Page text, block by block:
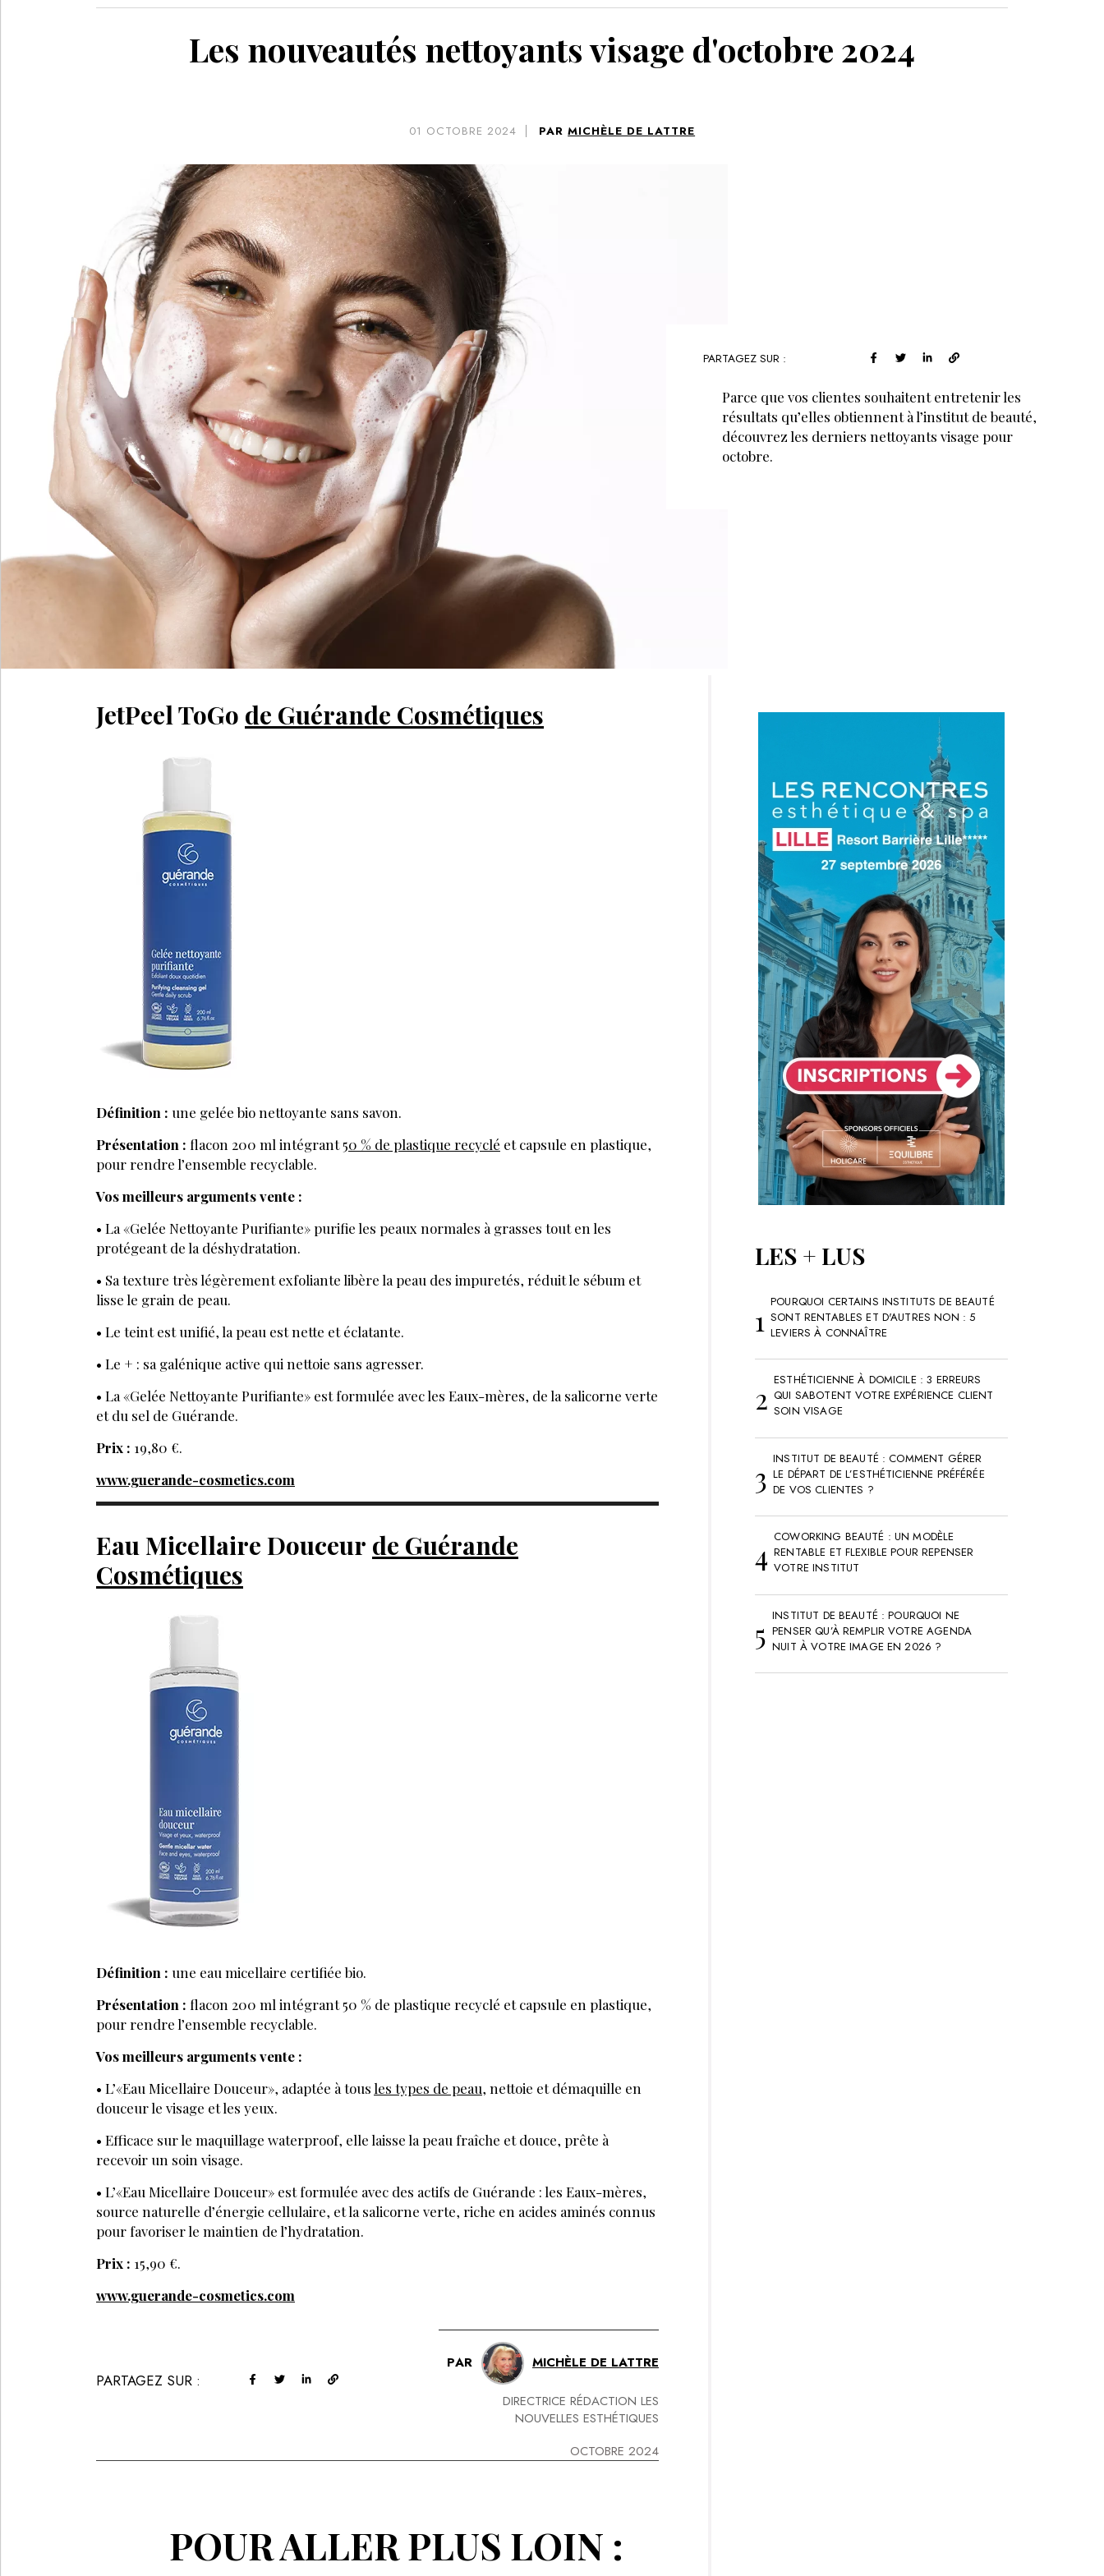
Les nouveautés nettoyants visage d'octobre 2024
01 OCTOBRE 2024 PAR MICHÈLE DE LATTRE
PARTAGEZ SUR :
Parce que vos clientes souhaitent entretenir les
résultats qu’elles obtiennent à l’institut de beauté,
découvrez les derniers nettoyants visage pour
octobre.
JetPeel ToGo de Guérande Cosmétiques
Définition : une gelée bio nettoyante sans savon.
Présentation : flacon 200 ml intégrant50 % de plastique recyclé et capsule en plastique,
pour rendre l’ensemble recyclable.
Vos meilleurs arguments vente :
• La «Gelée Nettoyante Purifiante» purifie les peaux normales à grasses tout en les
protégeant de la déshydratation.
• Sa texture très légèrement exfoliante libère la peau des impuretés, réduit le sébum et
lisse le grain de peau.
• Le teint est unifié, la peau est nette et éclatante.
• Le + : sa galénique active qui nettoie sans agresser.
• La «Gelée Nettoyante Purifiante» est formulée avec les Eaux-mères, de la salicorne verte
et du sel de Guérande.
Prix : 19,80 €.
www.guerande-cosmetics.com
Eau Micellaire Douceur de Guérande
Cosmétiques
Définition : une eau micellaire certifiée bio.
Présentation : flacon 200 ml intégrant 50 % de plastique recyclé et capsule en plastique,
pour rendre l’ensemble recyclable.
Vos meilleurs arguments vente :
• L’«Eau Micellaire Douceur», adaptée à tous les types de peau, nettoie et démaquille en
douceur le visage et les yeux.
• Efficace sur le maquillage waterproof, elle laisse la peau fraîche et douce, prête à
recevoir un soin visage.
• L’«Eau Micellaire Douceur» est formulée avec des actifs de Guérande : les Eaux-mères,
source naturelle d’énergie cellulaire, et la salicorne verte, riche en acides aminés connus
pour favoriser le maintien de l’hydratation.
Prix : 15,90 €.
www.guerande-cosmetics.com
PARTAGEZ SUR :
PAR MICHÈLE DE LATTRE
DIRECTRICE RÉDACTION LES
NOUVELLES ESTHÉTIQUES
OCTOBRE 2024
POUR ALLER PLUS LOIN :
LES + LUS
POURQUOI CERTAINS INSTITUTS DE BEAUTÉ
SONT RENTABLES ET D'AUTRES NON : 5
LEVIERS À CONNAÎTRE
ESTHÉTICIENNE À DOMICILE : 3 ERREURS
QUI SABOTENT VOTRE EXPÉRIENCE CLIENT
SOIN VISAGE
INSTITUT DE BEAUTÉ : COMMENT GÉRER
LE DÉPART DE L’ESTHÉTICIENNE PRÉFÉRÉE
DE VOS CLIENTES ?
COWORKING BEAUTÉ : UN MODÈLE
RENTABLE ET FLEXIBLE POUR REPENSER
VOTRE INSTITUT
INSTITUT DE BEAUTÉ : POURQUOI NE
PENSER QU’À REMPLIR VOTRE AGENDA
NUIT À VOTRE IMAGE EN 2026 ?